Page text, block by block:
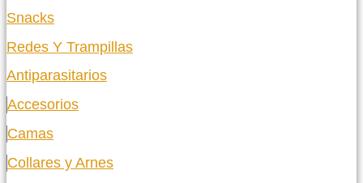
Snacks
Redes Y Trampillas
Antiparasitarios
Accesorios
Camas
Collares y Arnes